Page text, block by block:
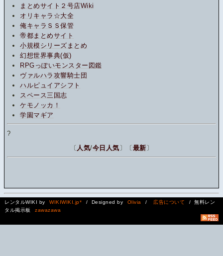
まとめサイト２号店Wiki
オリキャラ☆大全
俺キャラＳＳ保管
帝都まとめサイト
小規模シリーズまとめ
幻想世界事典(仮)
RPGっぽいモンスター図鑑
ヴァルハラ攻響騎士団
ハルピュイアシフト
スペース三国志
ケモノッカ！
学園マギア
?
〔 人気/今日人気 〕〔 最新 〕
レンタルWIKI by WIKIWIKI.jp* / Designed by Olivia / 広告について
/ 無料レン
タル掲示板
zawazawa